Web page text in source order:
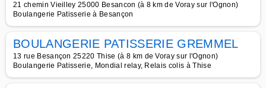
21 chemin Vieilley 25000 Besancon (à 8 km de Voray sur l'Ognon)
Boulangerie Patisserie à Besançon
BOULANGERIE PATISSERIE GREMMEL
13 rue Besançon 25220 Thise (à 8 km de Voray sur l'Ognon)
Boulangerie Patisserie, Mondial relay, Relais colis à Thise